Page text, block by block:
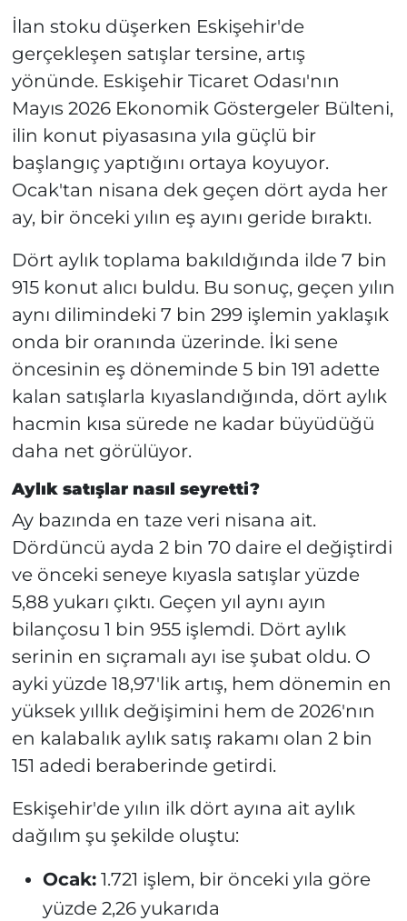
İlan stoku düşerken Eskişehir'de
gerçekleşen satışlar tersine, artış
yönünde. Eskişehir Ticaret Odası'nın
Mayıs 2026 Ekonomik Göstergeler Bülteni,
ilin konut piyasasına yıla güçlü bir
başlangıç yaptığını ortaya koyuyor.
Ocak'tan nisana dek geçen dört ayda her
ay, bir önceki yılın eş ayını geride bıraktı.
Dört aylık toplama bakıldığında ilde 7 bin
915 konut alıcı buldu. Bu sonuç, geçen yılın
aynı dilimindeki 7 bin 299 işlemin yaklaşık
onda bir oranında üzerinde. İki sene
öncesinin eş döneminde 5 bin 191 adette
kalan satışlarla kıyaslandığında, dört aylık
hacmin kısa sürede ne kadar büyüdüğü
daha net görülüyor.
Aylık satışlar nasıl seyretti?
Ay bazında en taze veri nisana ait.
Dördüncü ayda 2 bin 70 daire el değiştirdi
ve önceki seneye kıyasla satışlar yüzde
5,88 yukarı çıktı. Geçen yıl aynı ayın
bilançosu 1 bin 955 işlemdi. Dört aylık
serinin en sıçramalı ayı ise şubat oldu. O
ayki yüzde 18,97'lik artış, hem dönemin en
yüksek yıllık değişimini hem de 2026'nın
en kalabalık aylık satış rakamı olan 2 bin
151 adedi beraberinde getirdi.
Eskişehir'de yılın ilk dört ayına ait aylık
dağılım şu şekilde oluştu:
Ocak:1.721 işlem, bir önceki yıla göre
yüzde 2,26 yukarıda